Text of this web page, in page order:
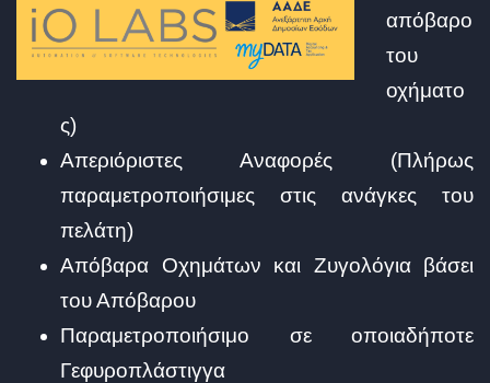
απόβαρο
του
οχήματο
ς)
Απεριόριστες Αναφορές (Πλήρως
παραμετροποιήσιμες στις ανάγκες του
πελάτη)
Απόβαρα Οχημάτων και Ζυγολόγια βάσει
του Απόβαρου
Παραμετροποιήσιμο σε οποιαδήποτε
Γεφυροπλάστιγγα